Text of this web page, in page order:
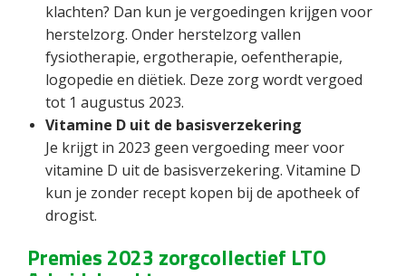
klachten? Dan kun je vergoedingen krijgen voor
herstelzorg. Onder herstelzorg vallen
fysiotherapie, ergotherapie, oefentherapie,
logopedie en diëtiek. Deze zorg wordt vergoed
tot 1 augustus 2023.
Vitamine D uit de basisverzekering
Je krijgt in 2023 geen vergoeding meer voor
vitamine D uit de basisverzekering. Vitamine D
kun je zonder recept kopen bij de apotheek of
drogist.
Premies 2023 zorgcollectief LTO